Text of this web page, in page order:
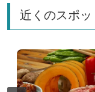
近くのスポッ